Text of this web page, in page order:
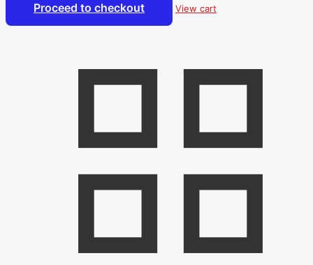
Proceed to checkout View cart